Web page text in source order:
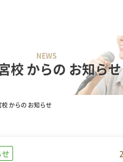
NEWS
校 からの お知らせ
校 からの お知らせ